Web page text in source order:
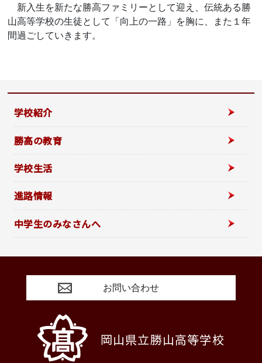
新入生を新たな勝高ファミリーとして迎え、伝統ある勝
山高等学校の生徒として「向上の一路」を胸に、また１年
間過ごしていきます。
学校紹介
勝高の教育
学校生活
進路情報
中学生のみなさんへ
岡山県立勝山高等学校
お問い合わせ